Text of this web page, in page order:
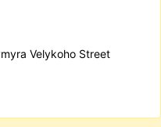
Velykoho Street